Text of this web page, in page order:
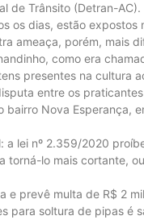
de Trânsito (Detran-AC).
os dias, estão
ameaça, porém, mais
como era
presentes na cultura
entre os
bairro Nova Esperança,
a lei nº 2.359/2020
torná-lo mais cortante,
e prevê multa de R$ 2
para soltura de pipas é